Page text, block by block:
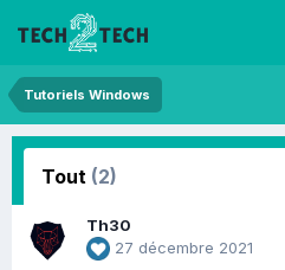
Tutoriels Windows
Tout (2)
Th30
27 décembre 2021